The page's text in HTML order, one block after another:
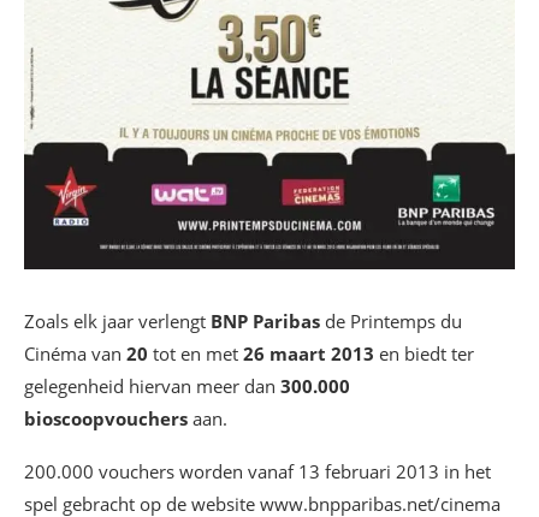
Zoals elk jaar verlengt BNP Paribas de Printemps du
Cinéma van 20 tot en met 26 maart 2013 en biedt ter
gelegenheid hiervan meer dan 300.000
bioscoopvouchers aan.
200.000 vouchers worden vanaf 13 februari 2013 in het
spel gebracht op de website www.bnpparibas.net/cinema